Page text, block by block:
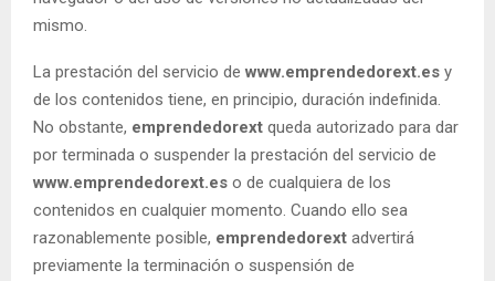
mismo.
La prestación del servicio de www.emprendedorext.es y
de los contenidos tiene, en principio, duración indefinida.
No obstante, emprendedorext queda autorizado para dar
por terminada o suspender la prestación del servicio de
www.emprendedorext.es o de cualquiera de los
contenidos en cualquier momento. Cuando ello sea
razonablemente posible, emprendedorext advertirá
previamente la terminación o suspensión de